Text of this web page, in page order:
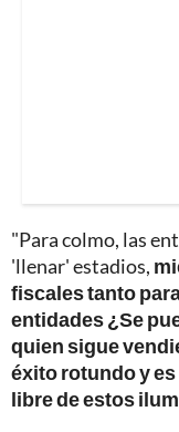
"Para colmo, las
'llenar' estadios,
fiscales tanto
entidades ¿Se
quien sigue
éxito rotundo y
libre de estos